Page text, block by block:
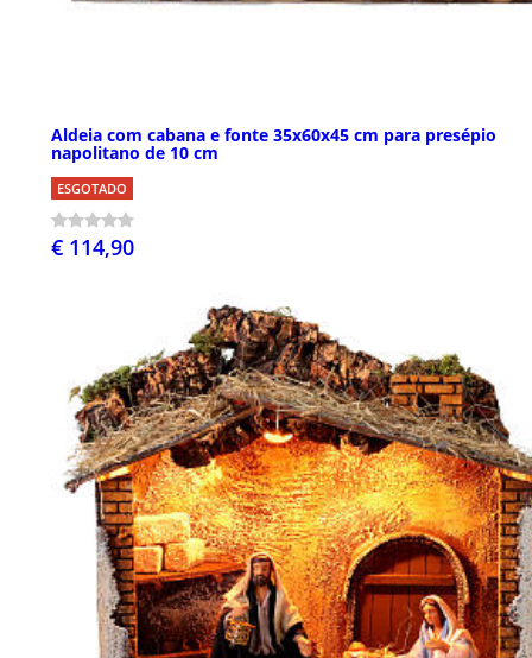
Aldeia com cabana e fonte 35x60x45 cm para presépio
napolitano de 10 cm
ESGOTADO
€ 114,90